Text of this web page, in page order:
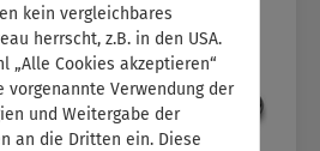
kein vergleichbares
herrscht, z.B. in den USA.
„Alle Cookies akzeptieren“
vorgenannte Verwendung der
und Weitergabe der
an die Dritten ein. Diese